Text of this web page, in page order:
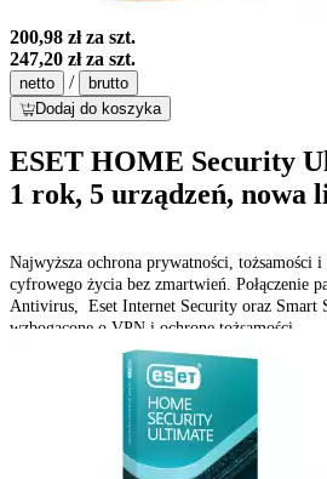
200,98 złza szt.
247,20 złza szt.
netto /
brutto
Dodaj do koszyka
ESET HOME Security
1 rok, 5 urządzeń, nowa
Najwyższa ochrona prywatności, tożsamości
cyfrowego życia bez zmartwień. Połączenie
Antivirus, Eset Internet Security oraz Smart
wzbogacone o VPN i ochronę tożsamości.